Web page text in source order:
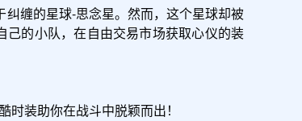
缠的星球-思念星。然而，这个星球却被
的小队，在自由交易市场获取心仪的装
装助你在战斗中脱颖而出！